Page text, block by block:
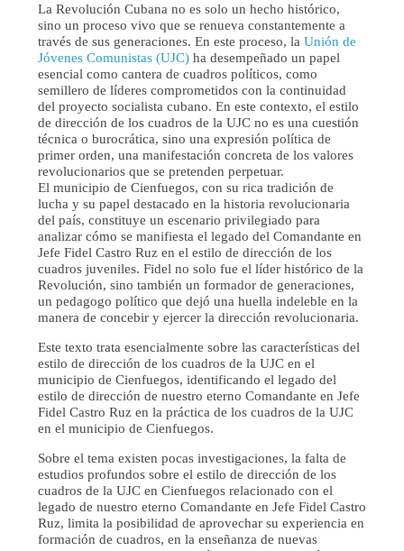
La Revolución Cubana no es solo un hecho histórico,
sino un proceso vivo que se renueva constantemente a
través de sus generaciones. En este proceso, la Unión de
Jóvenes Comunistas (UJC) ha desempeñado un papel
esencial como cantera de cuadros políticos, como
semillero de líderes comprometidos con la continuidad
del proyecto socialista cubano. En este contexto, el estilo
de dirección de los cuadros de la UJC no es una cuestión
técnica o burocrática, sino una expresión política de
primer orden, una manifestación concreta de los valores
revolucionarios que se pretenden perpetuar.
El municipio de Cienfuegos, con su rica tradición de
lucha y su papel destacado en la historia revolucionaria
del país, constituye un escenario privilegiado para
analizar cómo se manifiesta el legado del Comandante en
Jefe Fidel Castro Ruz en el estilo de dirección de los
cuadros juveniles. Fidel no solo fue el líder histórico de la
Revolución, sino también un formador de generaciones,
un pedagogo político que dejó una huella indeleble en la
manera de concebir y ejercer la dirección revolucionaria.
Este texto trata esencialmente sobre las características del
estilo de dirección de los cuadros de la UJC en el
municipio de Cienfuegos, identificando el legado del
estilo de dirección de nuestro eterno Comandante en Jefe
Fidel Castro Ruz en la práctica de los cuadros de la UJC
en el municipio de Cienfuegos.
Sobre el tema existen pocas investigaciones, la falta de
estudios profundos sobre el estilo de dirección de los
cuadros de la UJC en Cienfuegos relacionado con el
legado de nuestro eterno Comandante en Jefe Fidel Castro
Ruz, limita la posibilidad de aprovechar su experiencia en
formación de cuadros, en la enseñanza de nuevas